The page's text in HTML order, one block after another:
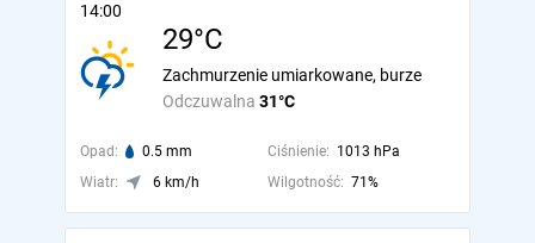
14:00
29°C
Odczuwalna 31°C
Zachmurzenie umiarkowane, burze
Opad: 0.5 mm Ciśnienie: 1013 hPa
Wiatr:
6 km/h Wilgotność: 71%